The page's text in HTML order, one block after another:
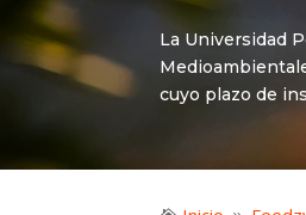
La Universidad
cuyo plazo de